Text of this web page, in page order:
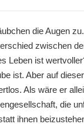
die Augen
zwischen
Leben ist
ist. Aber auf
Als wäre er
die
ihnen